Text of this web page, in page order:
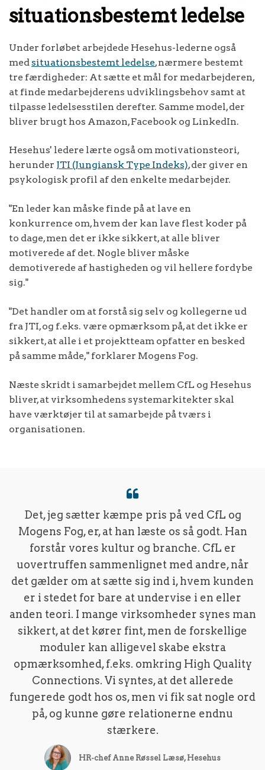
situationsbestemt ledelse
Under forløbet arbejdede Hesehus-lederne også
med situationsbestemt ledelse, nærmere bestemt
tre færdigheder: At sætte et mål for medarbejderen,
at finde medarbejderens udviklingsbehov samt at
tilpasse ledelsesstilen derefter. Samme model, der
bliver brugt hos Amazon, Facebook og LinkedIn.
Hesehus' ledere lærte også om motivationsteori,
herunder JTI (Jungiansk Type Indeks), der giver en
psykologisk profil af den enkelte medarbejder.
"En leder kan måske finde på at lave en
konkurrence om, hvem der kan lave flest koder på
to dage, men det er ikke sikkert, at alle bliver
motiverede af det. Nogle bliver måske
demotiverede af hastigheden og vil hellere fordybe
sig."
"Det handler om at forstå sig selv og kollegerne ud
fra JTI, og f.eks. være opmærksom på, at det ikke er
sikkert, at alle i et projektteam opfatter en besked
på samme måde," forklarer Mogens Fog.
Næste skridt i samarbejdet mellem CfL og Hesehus
bliver, at virksomhedens systemarkitekter skal
have værktøjer til at samarbejde på tværs i
organisationen.
Det, jeg sætter kæmpe pris på ved CfL og
Mogens Fog, er, at han læste os så godt. Han
forstår vores kultur og branche. CfL er
uovertruffen sammenlignet med andre, når
det gælder om at sætte sig ind i, hvem kunden
er i stedet for bare at undervise i en eller
anden teori. I mange virksomheder synes man
sikkert, at det kører fint, men de forskellige
moduler kan alligevel skabe ekstra
opmærksomhed, f.eks. omkring High Quality
Connections. Vi syntes, at det allerede
fungerede godt hos os, men vi fik sat nogle ord
på, og kunne gøre relationerne endnu
stærkere.
HR-chef Anne Røssel Læsø, Hesehus